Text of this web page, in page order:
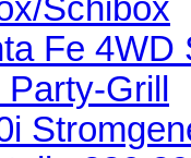
Schibox
Fe
Grill